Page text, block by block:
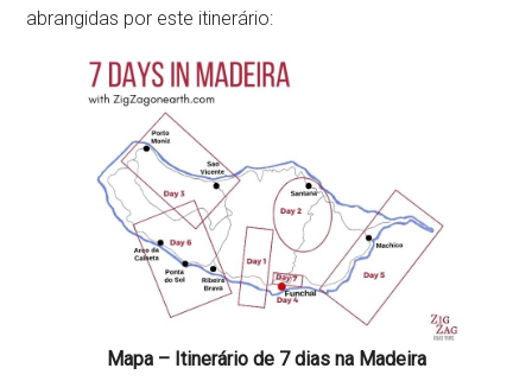
abrangidas por este itinerário:
Mapa – Itinerário de 7 dias na Madeira